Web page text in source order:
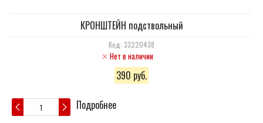
КРОНШТЕЙН подствольный
Код: 33220438
Нет в наличии
390 руб.
Подробнее